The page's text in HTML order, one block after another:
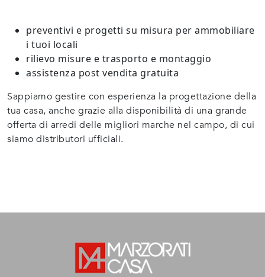
preventivi e progetti su misura per ammobiliare
i tuoi locali
rilievo misure e trasporto e montaggio
assistenza post vendita gratuita
Sappiamo gestire con esperienza la progettazione della
tua casa, anche grazie alla disponibilità di una grande
offerta di arredi delle migliori marche nel campo, di cui
siamo distributori ufficiali.